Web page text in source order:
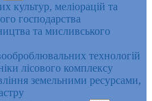
культур, меліорацій та
господарства
та мисливського
технологій
лісового комплексу
земельними ресурсами,